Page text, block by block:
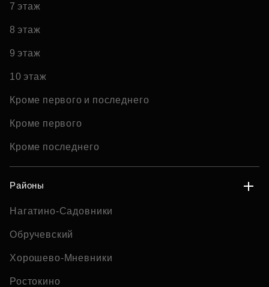
7 этаж
8 этаж
9 этаж
10 этаж
Кроме первого и последнего
Кроме первого
Кроме последнего
Районы
Нагатино-Садовники
Обручевский
Хорошево-Мневники
Ростокино